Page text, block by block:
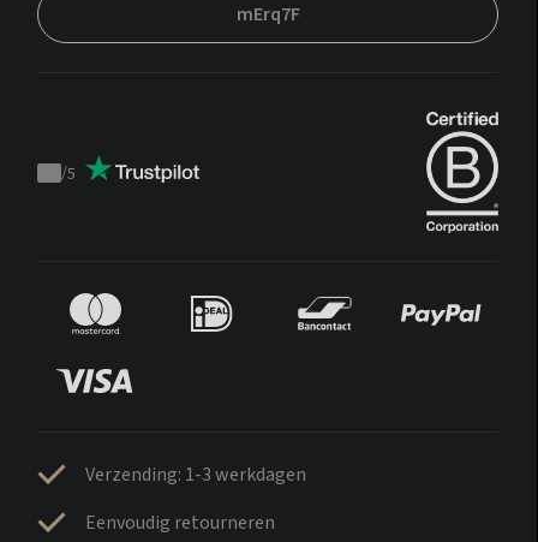
mErq7F
Trustpilot
/5
Verzending: 1-3 werkdagen
Eenvoudig retourneren